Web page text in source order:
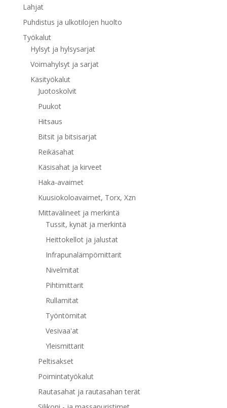
Lahjat
Puhdistus ja ulkotilojen huolto
Työkalut
Hylsyt ja hylsysarjat
Voimahylsyt ja sarjat
Käsityökalut
Juotoskolvit
Puukot
Hitsaus
Bitsit ja bitsisarjat
Reikäsahat
Käsisahat ja kirveet
Haka-avaimet
Kuusiokoloavaimet, Torx, Xzn
Mittavälineet ja merkintä
Tussit, kynät ja merkintä
Heittokellot ja jalustat
Infrapunalämpömittarit
Nivelmitat
Pihtimittarit
Rullamitat
Työntömitat
Vesivaa'at
Yleismittarit
Peltisakset
Poimintatyökalut
Rautasahat ja rautasahan terät